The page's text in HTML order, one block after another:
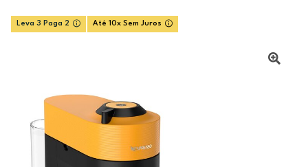
Leva 3 Paga 2 Até 10x Sem Juros